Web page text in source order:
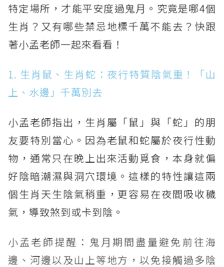
特定場所，才能平安度過鬼月。究竟是哪4個
生肖？又有哪些禁忌地標千萬不能去？快跟
著小孟老師一起來看看！
1. 生肖鼠、生肖蛇：夜行特質陰氣重！「山
上、水邊」千萬別去
小孟老師指出，生肖屬「鼠」與「蛇」的朋
友要特別當心。因為老鼠和蛇屬於夜行性動
物，通常只在晚上出來活動覓食，本身就偏
好陰暗潮濕與洞穴環境。這樣的特性讓這兩
個生肖天生陰氣稍重，更容易在夜間吸收穢
氣，導致煞到或卡到陰。
小孟老師提醒：鬼月期間盡量避免前往海
邊、河邊以及山上等地方，以免接觸過多陰